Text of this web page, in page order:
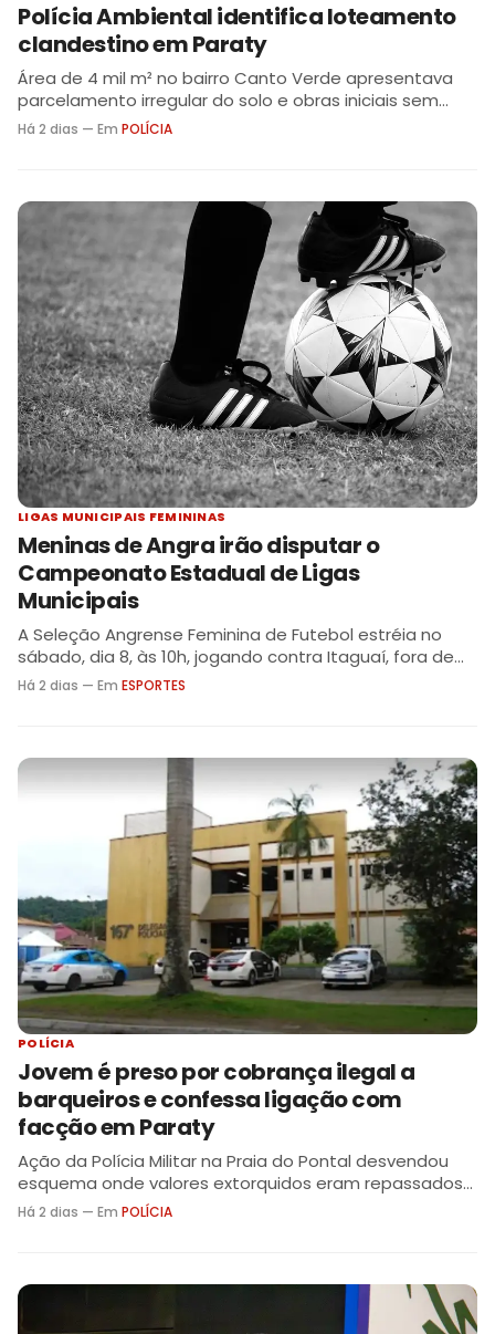
Polícia Ambiental identifica loteamento
clandestino em Paraty
Área de 4 mil m² no bairro Canto Verde apresentava
parcelamento irregular do solo e obras iniciais sem
autorização. Caso foi registrado na delegacia local
Há 2 dias — Em POLÍCIA
LIGAS MUNICIPAIS FEMININAS
Meninas de Angra irão disputar o
Campeonato Estadual de Ligas
Municipais
A Seleção Angrense Feminina de Futebol estréia no
sábado, dia 8, às 10h, jogando contra Itaguaí, fora de
casa
Há 2 dias — Em ESPORTES
POLÍCIA
Jovem é preso por cobrança ilegal a
barqueiros e confessa ligação com
facção em Paraty
Ação da Polícia Militar na Praia do Pontal desvendou
esquema onde valores extorquidos eram repassados
para o tráfico local
Há 2 dias — Em POLÍCIA